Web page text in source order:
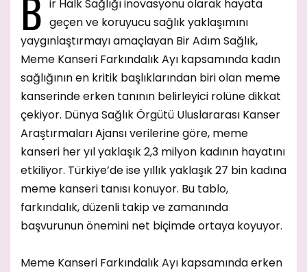
ir Halk Sağlığı inovasyonu olarak hayata
geçen ve koruyucu sağlık yaklaşımını
yaygınlaştırmayı amaçlayan Bir Adım Sağlık,
Meme Kanseri Farkındalık Ayı kapsamında kadın
sağlığının en kritik başlıklarından biri olan meme
kanserinde erken tanının belirleyici rolüne dikkat
çekiyor. Dünya Sağlık Örgütü Uluslararası Kanser
Araştırmaları Ajansı verilerine göre, meme
kanseri her yıl yaklaşık 2,3 milyon kadının hayatını
etkiliyor. Türkiye’de ise yıllık yaklaşık 27 bin kadına
meme kanseri tanısı konuyor. Bu tablo,
farkındalık, düzenli takip ve zamanında
başvurunun önemini net biçimde ortaya koyuyor.
Meme Kanseri Farkındalık Ayı kapsamında erken